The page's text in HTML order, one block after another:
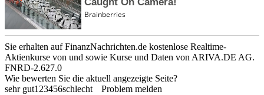
Sie erhalten auf FinanzNachrichten.de kostenlose Realtime-
Aktienkurse von und sowie Kurse und Daten von ARIVA.DE AG.
FNRD-2.627.0
Wie bewerten Sie die aktuell angezeigte Seite?
sehr gut1 23456schlecht
Problem melden